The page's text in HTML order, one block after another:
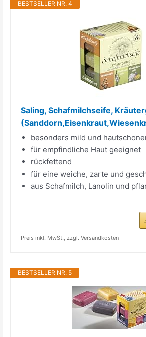
BESTSELLER NR. 4
Saling, Schafmilchseife,
besonders mild und
für empfindliche Haut geeignet
rückfettend
für eine weiche, zarte und
aus Schafmilch, Lanolin und
Preis inkl. MwSt., zzgl. Versandkosten
BESTSELLER NR. 5